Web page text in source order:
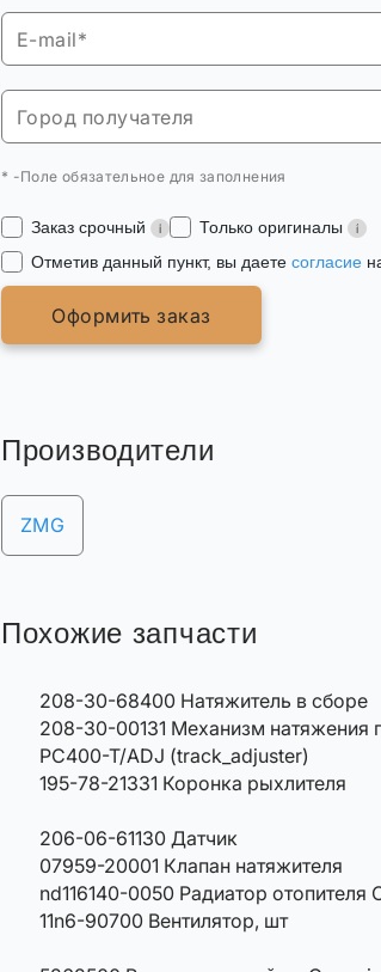
* -Поле обязательное для заполнения
Заказ срочный
Только оригиналы
Отметив данный пункт, вы даете согласие
Оформить заказ
Производители
ZMG
Похожие запчасти
208-30-68400 Натяжитель в сборе
208-30-00131 Механизм натяжения
PC400-T/ADJ (track_adjuster)
195-78-21331 Коронка рыхлителя
206-06-61130 Датчик
07959-20001 Клапан натяжителя
nd116140-0050 Радиатор отопителя
11n6-90700 Вентилятор, шт